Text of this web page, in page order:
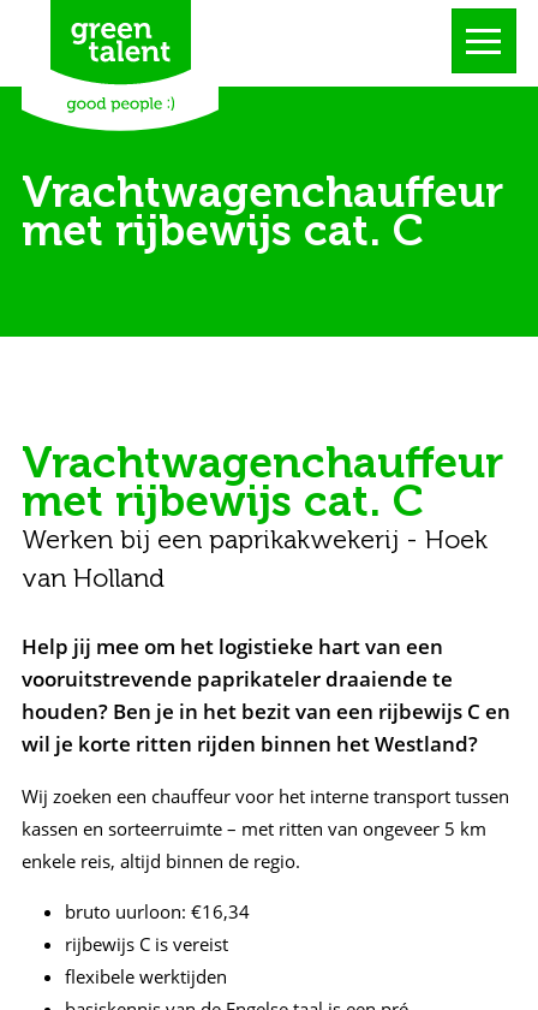
Vrachtwagenchauffeur
met rijbewijs cat. C
Vrachtwagenchauffeur
met rijbewijs cat. C
Werken bij een paprikakwekerij - Hoek
van Holland
Help jij mee om het logistieke hart van een
vooruitstrevende paprikateler draaiende te
houden? Ben je in het bezit van een rijbewijs C en
wil je korte ritten rijden binnen het Westland?
Wij zoeken een chauffeur voor het interne transport tussen
kassen en sorteerruimte – met ritten van ongeveer 5 km
enkele reis, altijd binnen de regio.
bruto uurloon: €16,34
rijbewijs C is vereist
flexibele werktijden